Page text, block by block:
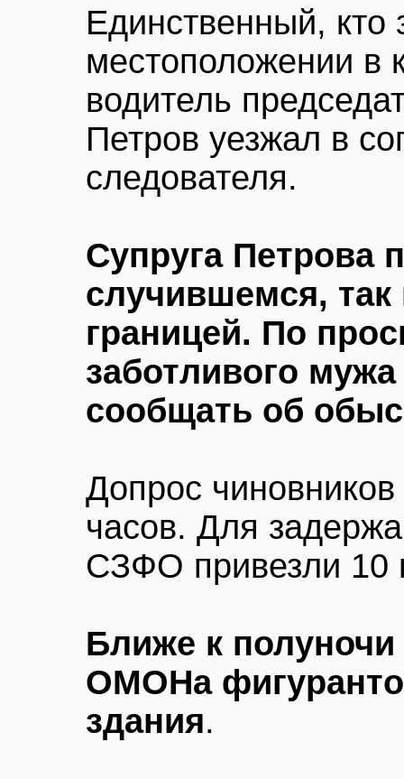
Единственный, кто
местоположении в
водитель
Петров уезжал в
следователя.
Супруга Петрова
случившемся, так
границей. По
заботливого
сообщать об
Допрос
часов. Для
СЗФО привезли 10
Ближе к
ОМОНа
здания.